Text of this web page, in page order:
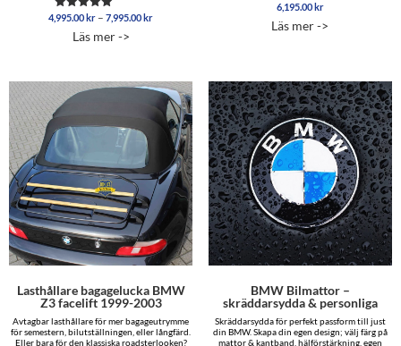
Betygsatt
av 5
4,995.00 kr – 7,995.00 krPrisintervall:
Läs mer ->
Betygsatt
av 5
6,195.00 kr
Läs mer ->
Lasthållare bagagelucka BMW
Z3 facelift 1999-2003
Avtagbar lasthållare för mer bagageutrymme
för semestern, bilutställningen, eller långfärd.
Eller bara för den klassiska roadsterlooken?
BMW Bilmattor –
skräddarsydda & personliga
Skräddarsydda för perfekt passform till just
din BMW. Skapa din egen design; välj färg på
mattor & kantband, hälförstärkning, egen